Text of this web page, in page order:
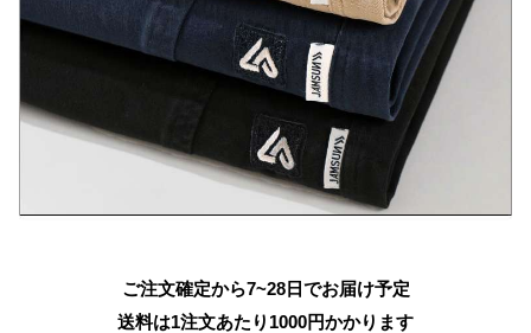
ご注文確定から7~28日でお届け予定
送料は1注文あたり 1000円かかります